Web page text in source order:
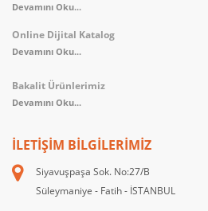
Devamını Oku...
Online Dijital Katalog
Devamını Oku...
Bakalit Ürünlerimiz
Devamını Oku...
İLETIŞIM BILGILERIMIZ
Siyavuşpaşa Sok. No:27/B
Süleymaniye - Fatih - İSTANBUL